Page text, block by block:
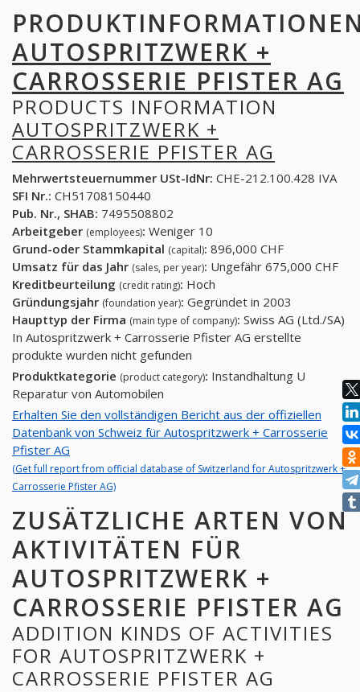
AUTOSPRITZWERK +
CARROSSERIE PFISTER AG
PRODUCTS INFORMATION
AUTOSPRITZWERK +
CARROSSERIE PFISTER AG
Mehrwertsteuernummer USt-IdNr: CHE-212.100.428 IVA
SFI Nr.: CH51708150440
Pub. Nr., SHAB: 7495508802
Arbeitgeber (employees): Weniger 10
Grund-oder Stammkapital (capital): 896,000 CHF
Umsatz für das Jahr (sales, per year): Ungefähr 675,000 CHF
Kreditbeurteilung (credit rating): Hoch
Gründungsjahr (foundation year): Gegründet in 2003
Haupttyp der Firma (main type of company): Swiss AG (Ltd./SA)
In Autospritzwerk + Carrosserie Pfister AG erstellte
produkte wurden nicht gefunden
Produktkategorie (product category): Instandhaltung U
Reparatur von Automobilen
Erhalten Sie den vollständigen Bericht aus der offiziellen
Datenbank von Schweiz für Autospritzwerk + Carrosserie
Pfister AG
(Get full report from official database of Switzerland for Autospritzwerk +
Carrosserie Pfister AG)
ZUSÄTZLICHE ARTEN VON
AKTIVITÄTEN FÜR
AUTOSPRITZWERK +
CARROSSERIE PFISTER AG
ADDITION KINDS OF ACTIVITIES
FOR AUTOSPRITZWERK +
CARROSSERIE PFISTER AG